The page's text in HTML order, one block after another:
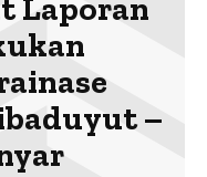
Laporan
–